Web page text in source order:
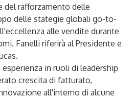
del rafforzamento delle
delle stategie globali go-to-
alle vendite durante
Fanelli riferirà al Presidente e
in ruoli di leadership
crescita di fatturato,
all'interno di alcune